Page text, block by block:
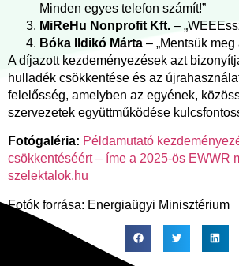
Minden egyes telefon számít!”
MiReHu Nonprofit Kft. –
Bóka Ildikó Márta – „Mentsük meg
A díjazott kezdeményezések azt
hulladék csökkentése és az
felelősség, amelyben az egyének,
szervezetek együttműködése
Fotógaléria: Példamutató
csökkentéséért – íme a 2025-ös EWWR
szelektalok.hu
Fotók forrása: Energiaügyi Minisztérium